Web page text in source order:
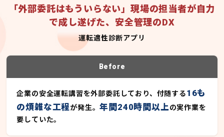
「外部委託はもういらない」現場の担当者が自力
で成し遂げた、安全管理のDX
運転適性診断アプリ
Before
企業の安全運転講習を外部委託しており、付随する16も
の煩雑な工程が発生。年間240時間以上の実作業を
要していた。